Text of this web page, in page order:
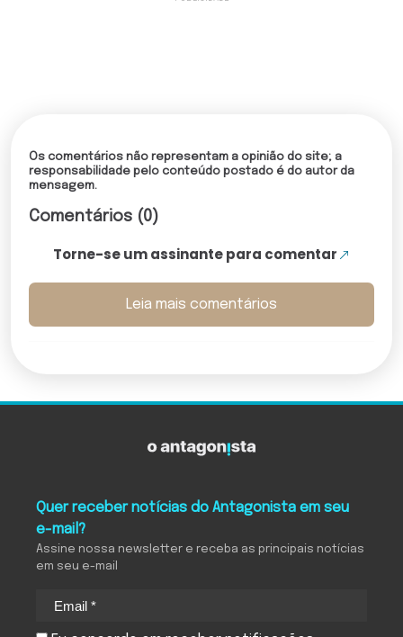
Os comentários não representam a opinião do site; a
responsabilidade pelo conteúdo postado é do autor da
mensagem.
Comentários (0)
Torne-se um assinante para comentar
Leia mais comentários
Quer receber notícias do Antagonista em seu
e-mail?
Assine nossa newsletter e receba as principais notícias
em seu e-mail